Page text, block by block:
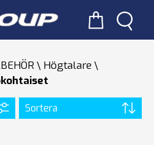
Högtalare
Sortera